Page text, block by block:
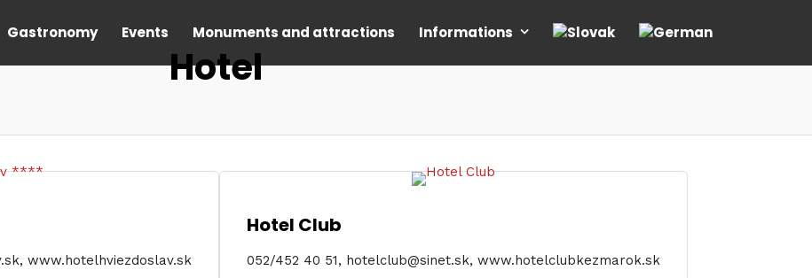
Gastronomy Events Monuments and attractions Informations
Hotel
www.hotelhviezdoslav.sk
Hotel Club
052/452 40 51, hotelclub@sinet.sk, www.hotelclubkezmarok.sk